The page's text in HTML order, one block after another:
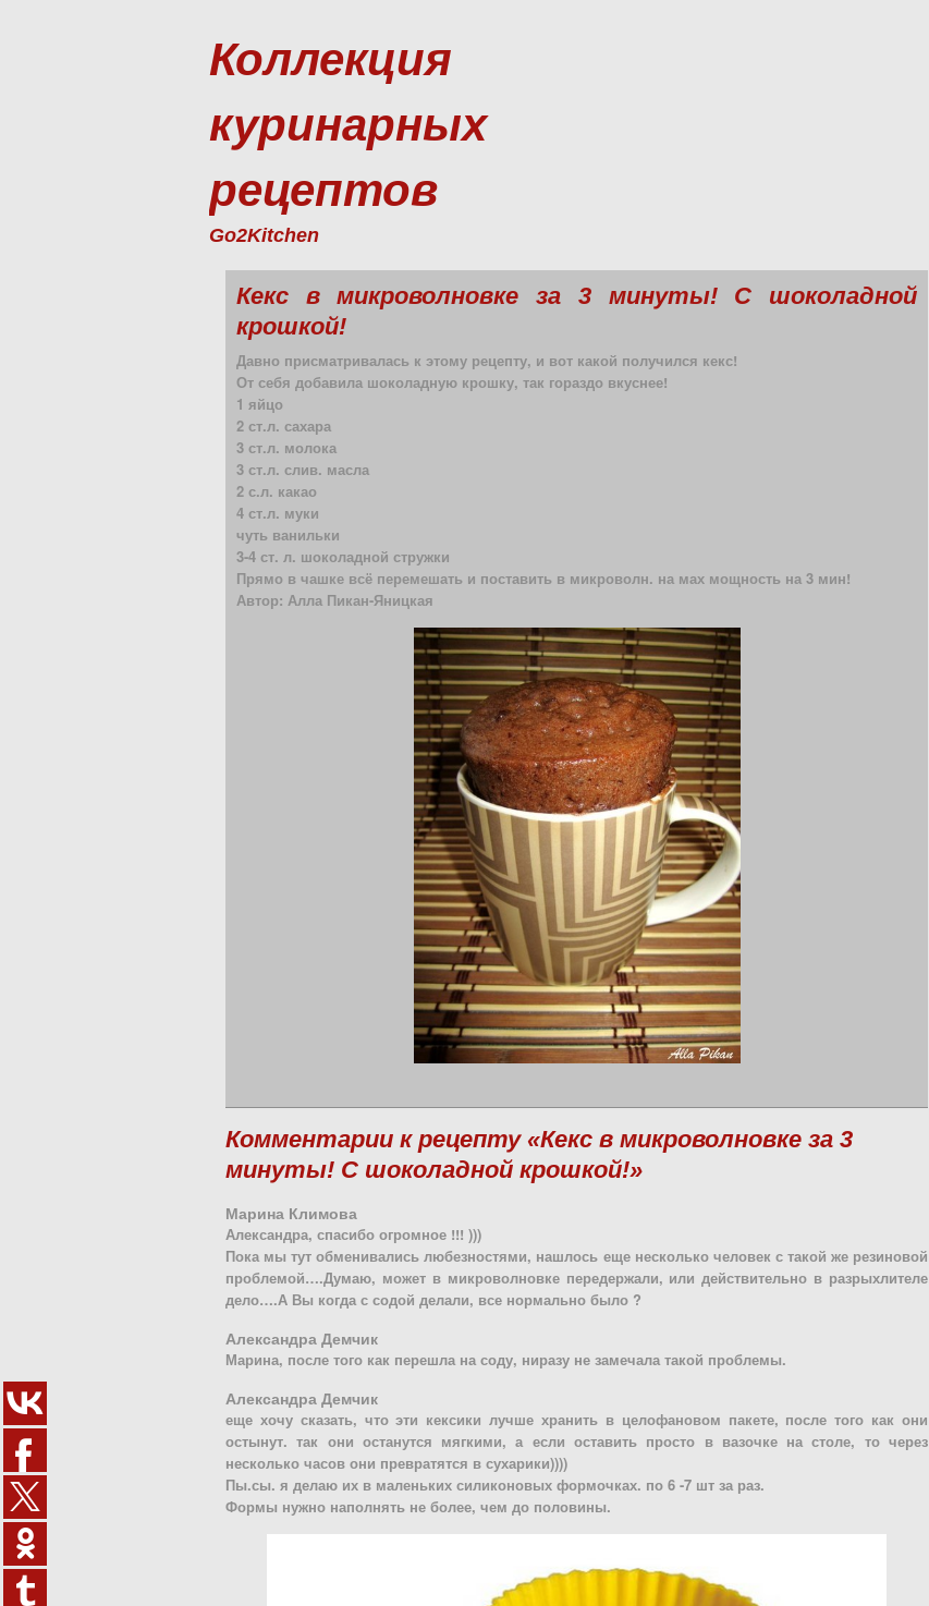
Коллекция
куринарных
рецептов
Go2Kitchen
Кекс в микроволновке за 3 минуты! С шоколадной
крошкой!
Давно присматривалась к этому рецепту, и вот какой получился кекс!
От себя добавила шоколадную крошку, так гораздо вкуснее!
1 яйцо
2 ст.л. сахара
3 ст.л. молока
3 ст.л. слив. масла
2 с.л. какао
4 ст.л. муки
чуть ванильки
3-4 ст. л. шоколадной стружки
Прямо в чашке всё перемешать и поставить в микроволн. на мах мощность на 3 мин!
Автор: Алла Пикан-Яницкая
Комментарии к рецепту «Кекс в микроволновке за 3
минуты! С шоколадной крошкой!»
Марина Климова
Александра, спасибо огромное !!! )))
Пока мы тут обменивались любезностями, нашлось еще несколько человек с такой же резиновой
проблемой….Думаю, может в микроволновке передержали, или действительно в разрыхлителе
дело….А Вы когда с содой делали, все нормально было ?
Александра Демчик
Марина, после того как перешла на соду, ниразу не замечала такой проблемы.
Александра Демчик
еще хочу сказать, что эти кексики лучше хранить в целофановом пакете, после того как они
остынут. так они останутся мягкими, а если оставить просто в вазочке на столе, то через
несколько часов они превратятся в сухарики))))
Пы.сы. я делаю их в маленьких силиконовых формочках. по 6 -7 шт за раз.
Формы нужно наполнять не более, чем до половины.